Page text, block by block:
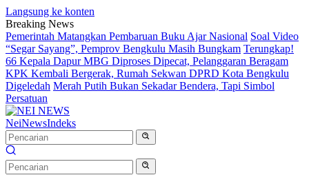
Langsung ke konten
Breaking News
Pemerintah Matangkan Pembaruan Buku Ajar Nasional Soal Video
“Segar Sayang”, Pemprov Bengkulu Masih Bungkam Terungkap!
66 Kepala Dapur MBG Diproses Dipecat, Pelanggaran Beragam
KPK Kembali Bergerak, Rumah Sekwan DPRD Kota Bengkulu
Digeledah Merah Putih Bukan Sekadar Bendera, Tapi Simbol
Persatuan
NeiNewsIndeks